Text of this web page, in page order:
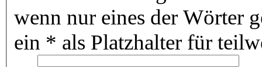
wenn nur eines der Wörter
ein * als Platzhalter für